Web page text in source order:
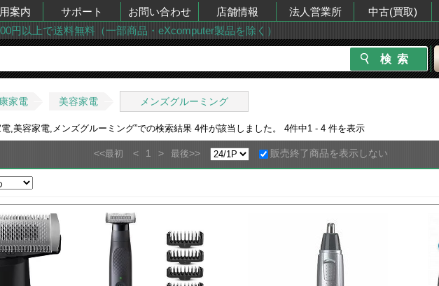
案内 サポート お問い合わせ 店舗情報 法人営業所 中古(買取)
円以上で送料無料（一部商品・eXcomputer製品を除く）
家電 美容家電 メンズグルーミング
,美容家電,メンズグルーミング”での検索結果 4件が該当しました。 4件中1 - 4 件を表示
<<最初 < 1 > 最後>> 販売終了商品を表示しない